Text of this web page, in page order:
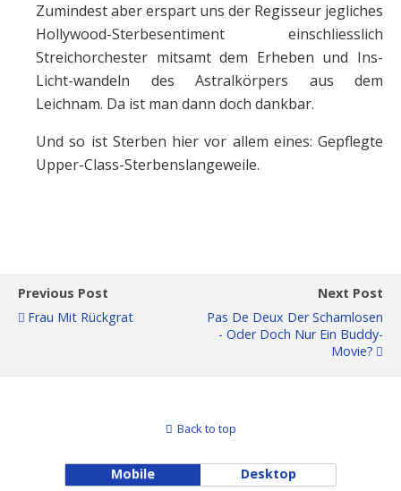
Zumindest aber erspart uns der Regisseur jegliches
Hollywood-Sterbesentiment einschliesslich
Streichorchester mitsamt dem Erheben und Ins-
Licht-wandeln des Astralkörpers aus dem
Leichnam. Da ist man dann doch dankbar.
Und so ist Sterben hier vor allem eines: Gepflegte
Upper-Class-Sterbenslangeweile.
Previous Post
Frau Mit Rückgrat
Next Post
Pas De Deux Der Schamlosen
- Oder Doch Nur Ein Buddy-
Movie?
Back to top
Mobile Desktop